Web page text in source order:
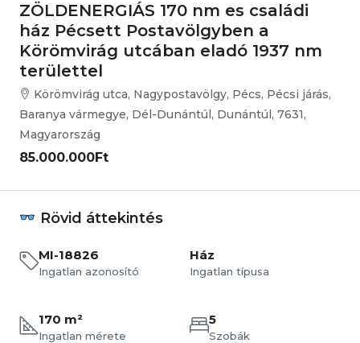
ZÖLDENERGIÁS 170 nm es családi
ház Pécsett Postavölgyben a
Körömvirág utcában eladó 1937 nm
területtel
Körömvirág utca, Nagypostavölgy, Pécs, Pécsi járás,
Baranya vármegye, Dél-Dunántúl, Dunántúl, 7631,
Magyarország
85.000.000Ft
Rövid áttekintés
MI-18826
Ingatlan azonosító
Ház
Ingatlan típusa
170 m²
Ingatlan mérete
5
Szobák